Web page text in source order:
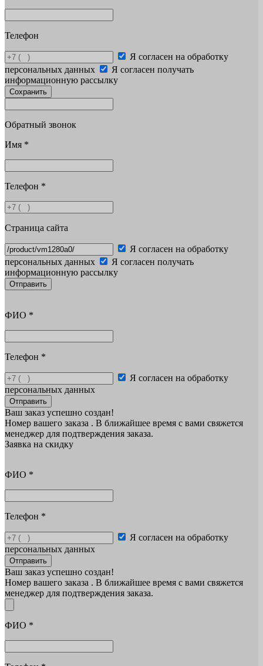
Телефон
Я согласен на обработку
персональных данных
Я согласен получать
информационную рассылку
Сохранить
Обратный звонок
Имя *
Телефон *
Страница сайта
Я согласен на обработку
персональных данных
Я согласен получать
информационную рассылку
Отправить
ФИО *
Телефон *
Я согласен на обработку
персональных данных
Отправить
Ваш заказ успешно создан!
Номер вашего заказа . В ближайшее время с вами свяжется
менеджер для подтверждения заказа.
Заявка на скидку
ФИО *
Телефон *
Я согласен на обработку
персональных данных
Отправить
Ваш заказ успешно создан!
Номер вашего заказа . В ближайшее время с вами свяжется
менеджер для подтверждения заказа.
ФИО *